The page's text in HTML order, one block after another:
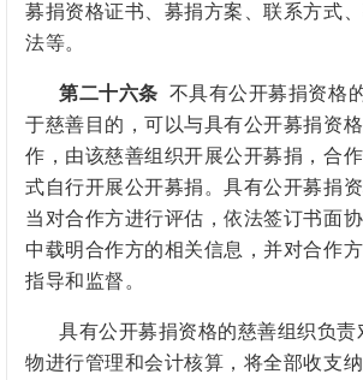
募捐资格证书、募捐方案、联系方式
法等。
第二十六条 不具有公开募捐资格
于慈善目的，可以与具有公开募捐资
作，由该慈善组织开展公开募捐，合
式自行开展公开募捐。具有公开募捐
当对合作方进行评估，依法签订书面
中载明合作方的相关信息，并对合作
指导和监督。
具有公开募捐资格的慈善组织负责
物进行管理和会计核算，将全部收支纳